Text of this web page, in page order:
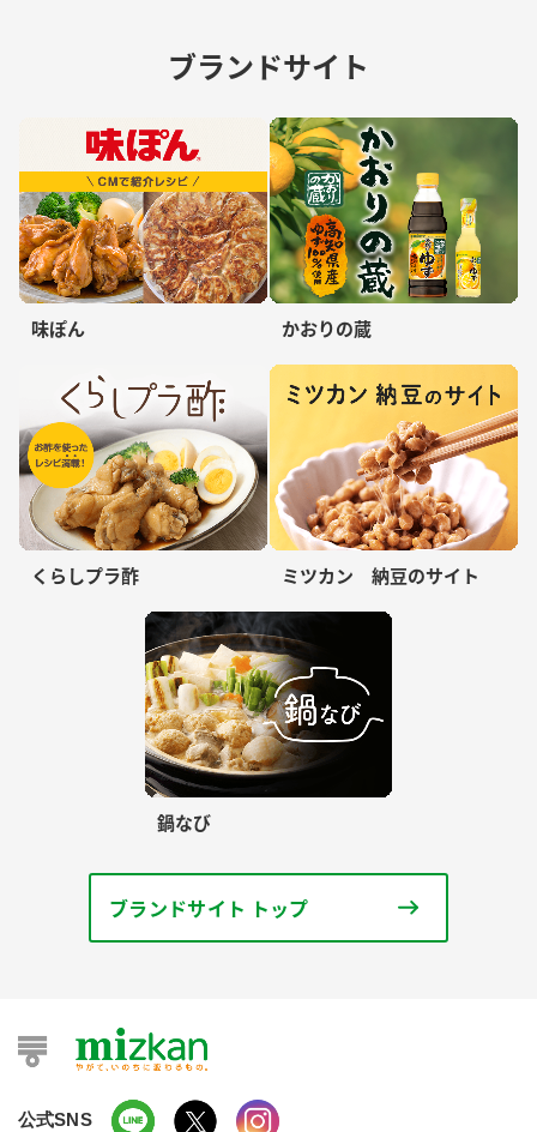
ブランドサイト
味ぽん かおりの蔵
くらしプラ酢 ミツカン 納豆のサイト
鍋なび
ブランドサイト トップ
公式SNS